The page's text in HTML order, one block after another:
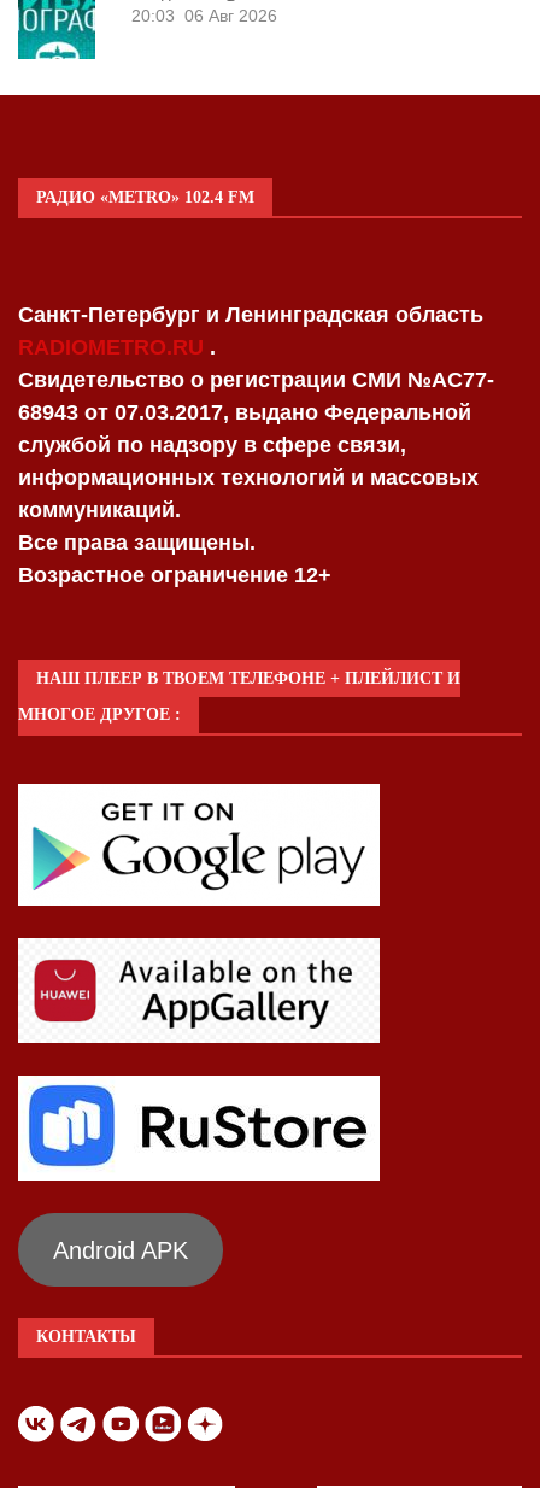
20:03 06 Авг 2026
РАДИО «METRO» 102.4 FM
Санкт-Петербург и Ленинградская область
RADIOMETRO.RU .
Свидетельство о регистрации СМИ №AC77-
68943 от 07.03.2017, выдано Федеральной
службой по надзору в сфере связи,
информационных технологий и массовых
коммуникаций.
Все права защищены.
Возрастное ограничение 12+
НАШ ПЛЕЕР В ТВОЕМ ТЕЛЕФОНЕ + ПЛЕЙЛИСТ И
МНОГОЕ ДРУГОЕ :
Android APK
КОНТАКТЫ